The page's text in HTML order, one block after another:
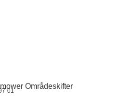
Områdeskifter
01